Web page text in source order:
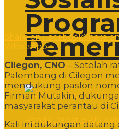
Share on FacebookShare
WhatsApp
Cilegon, CNO – Setelah
Palembang di Cilegon
mendukung paslon
Firman Mutakin,
masyarakat perantau di
Kali ini dukungan datang